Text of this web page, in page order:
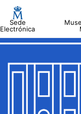
Sede
Electrónica